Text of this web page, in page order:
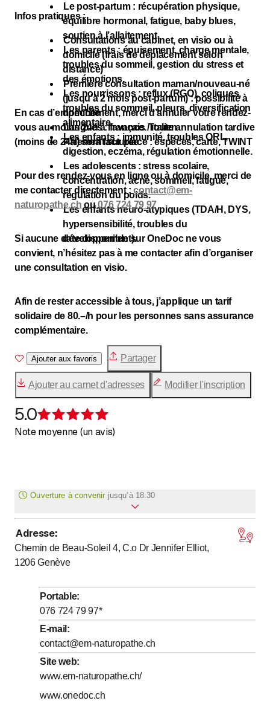
Le post-partum : récupération physique,
équilibre hormonal, fatigue, baby blues,
soutien à l’allaitement.
Les parents : épuisement, charge mentale,
troubles du sommeil, gestion du stress et
des émotions.
Les nourrissons : reflux (RGO), coliques,
troubles du sommeil, pleurs, diversification
alimentaire.
Les enfants : immunité, troubles ORL,
digestion, eczéma, régulation émotionnelle.
Les adolescents : stress scolaire,
concentration, acné, sommeil, fatigue,
régulation du poids.
Les enfants neuro-atypiques (TDA/H, DYS,
hypersensibilité, troubles du
développement).
Infos pratiques :
Consultations au cabinet, en visio ou à
domicile (frais de déplacement selon
distance)
Première consultation maman/nouveau-né
(jusqu’à 2 mois post-partum) : possibilité à
domicile
Langues : français / italien
Paiement sur place : espèces, carte, TWINT
En cas d’empêchement, merci d’annuler votre rendez-
vous au moins 24h à l’avance. Toute annulation tardive
(moins de 24h) sera facturée.
Pour des rendez-vous en ligne ou à domicile, merci de
me contacter directement :contact@em-
naturopathe.ch ou076 724 79 97
Si aucune date disponible sur OneDoc ne vous
convient, n’hésitez pas à me contacter afin d’organiser
une consultation en visio.
Afin de rester accessible à tous, j’applique un tarif
solidaire de 80.–/h pour les personnes sans assurance
complémentaire.
Ajouter aux favoris Partager
Ajouter au carnet d'adresses Modifier l'inscription
5.0
Note moyenne (un avis)
Ouverture à convenir jusqu’à 18:30
Lundi jusqu’à
30
Mardi* 9:00
Jeudi* jusqu’à
Vendredi*
Samedi
Dimanche
Fermé
Les jours marqués d'un * sont à convenir
Adresse:
Chemin de Beau-Soleil 4, C.o Dr Jennifer Elliot,
1206 Genève
Portable:
076 724 79 97*
E-mail :
contact@em-naturopathe.ch
Site web:
www.em-naturopathe.ch/
www.onedoc.ch